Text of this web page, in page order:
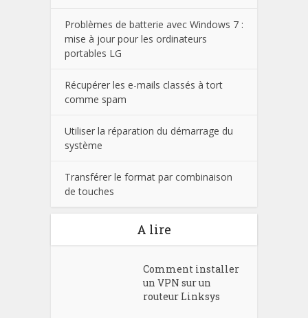
Problèmes de batterie avec Windows 7 :
mise à jour pour les ordinateurs
portables LG
Récupérer les e-mails classés à tort
comme spam
Utiliser la réparation du démarrage du
système
Transférer le format par combinaison
de touches
A lire
Comment installer
un VPN sur un
routeur Linksys